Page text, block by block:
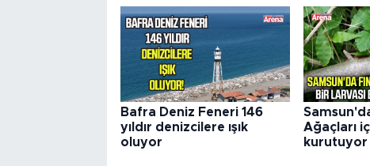
Bafra Deniz Feneri 146
yıldır denizcilere ışık
oluyor
Ağaçları
kurutuyor